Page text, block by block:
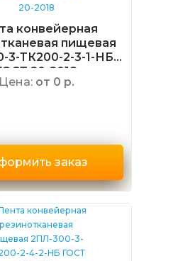
конвейерная
пищевая
3-ТК200-2-3-1-НБ
20-2018
Цена: от 0 р.
заказ